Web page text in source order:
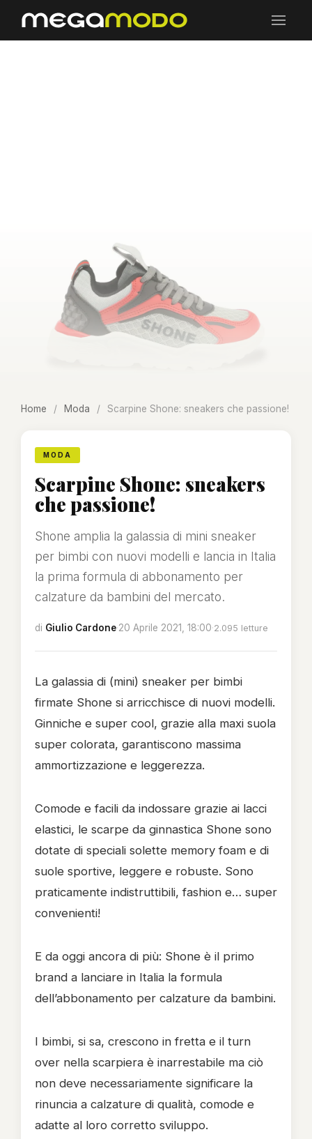
Home / Moda / Scarpine Shone: sneakers che passione!
MODA
Scarpine Shone: sneakers
che passione!
Shone amplia la galassia di mini sneaker
per bimbi con nuovi modelli e lancia in Italia
la prima formula di abbonamento per
calzature da bambini del mercato.
di Giulio Cardone·20 Aprile 2021, 18:00·2.095 letture
La galassia di (mini) sneaker per bimbi
firmate Shone si arricchisce di nuovi modelli.
Ginniche e super cool, grazie alla maxi suola
super colorata, garantiscono massima
ammortizzazione e leggerezza.
Comode e facili da indossare grazie ai lacci
elastici, le scarpe da ginnastica Shone sono
dotate di speciali solette memory foam e di
suole sportive, leggere e robuste. Sono
praticamente indistruttibili, fashion e… super
convenienti!
E da oggi ancora di più: Shone è il primo
brand a lanciare in Italia la formula
dell’abbonamento per calzature da bambini.
I bimbi, si sa, crescono in fretta e il turn
over nella scarpiera è inarrestabile ma ciò
non deve necessariamente significare la
rinuncia a calzature di qualità, comode e
adatte al loro corretto sviluppo.